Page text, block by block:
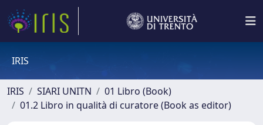
IRIS
IRIS SIARI UNITN
01 Libro (Book)
01.2 Libro in qualità di curatore (Book as editor)